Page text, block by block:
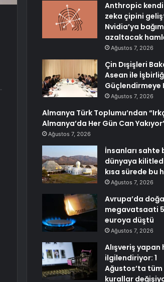
Anthropic
zeka çipini
Nvidia’ya
azaltacak
Ağustos 7, 2026
Çin Dışişleri
Asean ile
Güçlendirmeye
Ağustos 7, 2026
Almanya Türk Toplumu’ndan
Almanya’da Her Gün Can
Ağustos 7, 2026
İnsanları sahte
dünyaya
kısa sürede bu
Ağustos 7, 2026
Avrupa’da
megavatsaati
euroya düştü
Ağustos 7, 2026
Alışveriş yapan
ilgilendiriyor: 1
Ağustos’ta
kurallar